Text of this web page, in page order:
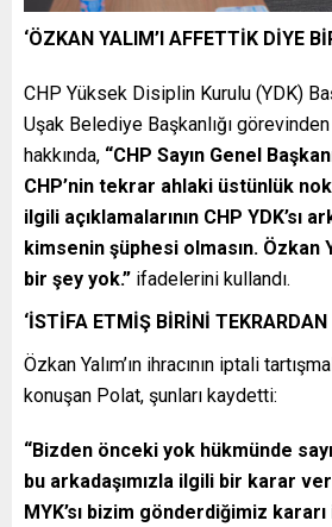
‘ÖZKAN YALIM’I AFFETTİK DİYE
CHP Yüksek Disiplin Kurulu (YDK)
Uşak Belediye Başkanlığı görevinden
hakkında, “CHP Sayın Genel
CHP’nin tekrar ahlaki üstünlük
ilgili açıklamalarının CHP YDK’sı
kimsenin şüphesi olmasın. Özkan
bir şey yok.” ifadelerini kullandı.
‘İSTİFA ETMİŞ BİRİNİ TEKRARDAN
Özkan Yalım’ın ihracının iptali
konuşan Polat, şunları kaydetti:
“Bizden önceki yok hükmünde
bu arkadaşımızla ilgili bir karar
MYK’sı bizim gönderdiğimiz